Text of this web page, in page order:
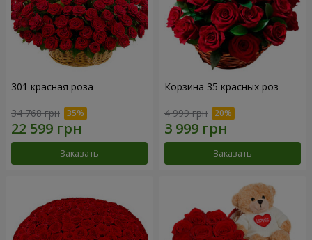
301 красная роза
34 768 грн
Заказать
Корзина 35 красных роз
4 999 грн
Заказать